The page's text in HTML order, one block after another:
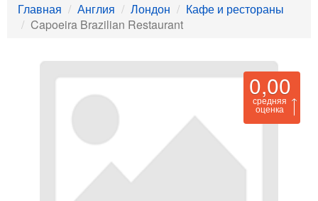
Главная Англия Лондон
Кафе и рестораны
Capoeira Brazilian Restaurant
0,00
средняя
оценка